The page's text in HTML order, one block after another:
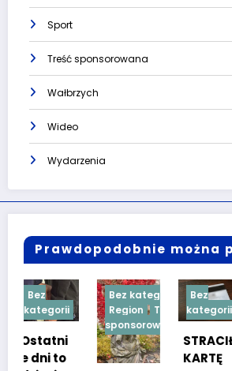
Sport
Treść sponsorowana
Wałbrzych
Wideo
Wydarzenia
Prawdopodobnie można
Bez kategorii
Region
Treść
sponsorowana
Bez
kategorii
STRACIŁ
KARTĘ
Bez
T